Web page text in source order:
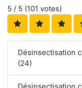
5 / 5 (101 votes)
Désinsectisation
(24)